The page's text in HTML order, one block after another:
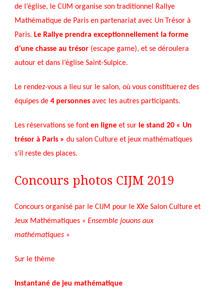
de l’église, le CIJM organise son traditionnel Rallye
Mathématique de Paris en partenariat avec Un Trésor à
Paris. Le Rallye prendra exceptionnellement la forme
d’une chasse au trésor (escape game), et se déroulera
autour et dans l’église Saint-Sulpice.
Le rendez-vous a lieu sur le salon, où vous constituerez des
équipes de 4 personnes avec les autres participants.
Les réservations se font en ligne et sur le stand 20 « Un
trésor à Paris » du salon Culture et jeux mathématiques
s’il reste des places.
Concours photos CIJM 2019
Concours organisé par le CIJM pour le XXe Salon Culture et
Jeux Mathématiques « Ensemble jouons aux
mathématiques »
Sur le thème
Instantané de jeu mathématique